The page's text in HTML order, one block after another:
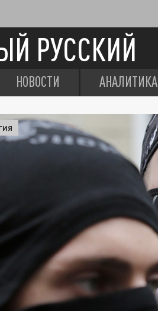
РУССКИЙ
НОВОСТИ АНАЛИТИКА